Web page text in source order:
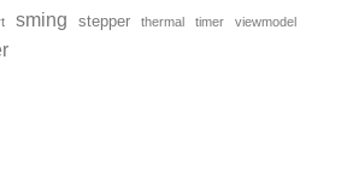
sming stepper thermal timer viewmodel